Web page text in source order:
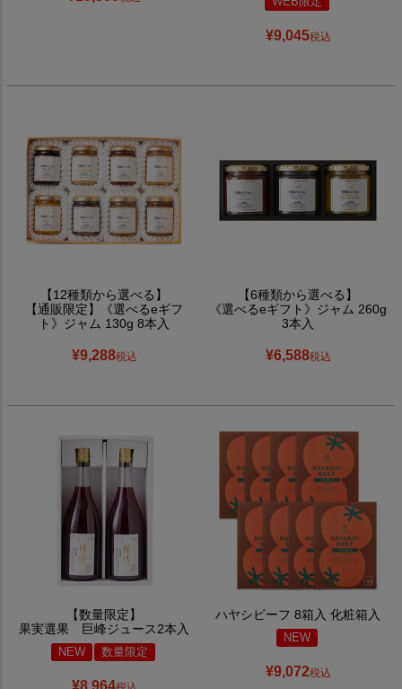
¥9,045税込
【12種類から選べる】
【通販限定】《選べるeギフ
ト》ジャム 130g 8本入
¥9,288税込
【6種類から選べる】
《選べるeギフト》ジャム 260g
3本入
¥6,588税込
【数量限定】
果実選果 巨峰ジュース2本入
NEW 数量限定
¥8,964
ハヤシビーフ 8箱入 化粧箱入
NEW
¥9,072税込